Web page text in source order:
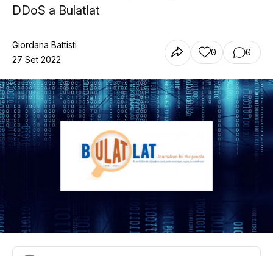
DDoS a Bulatlat
Giordana Battisti
27 Set 2022
0 0